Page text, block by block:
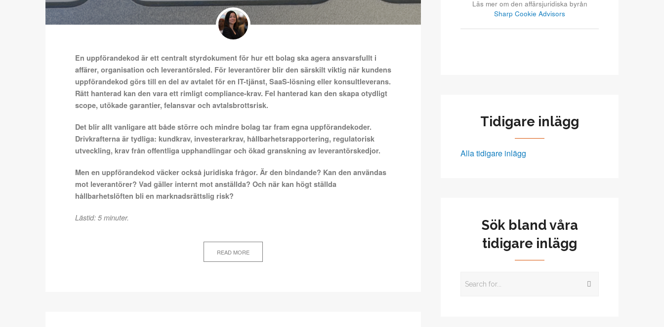
En uppförandekod är ett centralt styrdokument för hur ett bolag ska agera ansvarsfullt i
affärer, organisation och leverantörsled. För leverantörer blir den särskilt viktig när kundens
uppförandekod görs till en del av avtalet för en IT-tjänst, SaaS-lösning eller konsultleverans.
Rätt hanterad kan den vara ett rimligt compliance-krav. Fel hanterad kan den skapa otydligt
scope, utökade garantier, felansvar och avtalsbrottsrisk.
Det blir allt vanligare att både större och mindre bolag tar fram egna uppförandekoder.
Drivkrafterna är tydliga: kundkrav, investerarkrav, hållbarhetsrapportering, regulatorisk
utveckling, krav från offentliga upphandlingar och ökad granskning av leverantörskedjor.
Men en uppförandekod väcker också juridiska frågor. Är den bindande? Kan den användas
mot leverantörer? Vad gäller internt mot anställda? Och när kan högt ställda
hållbarhetslöften bli en marknadsrättslig risk?
Lästid: 5 minuter.
READ MORE
Läs mer om den affärsjuridiska byrån
Sharp Cookie Advisors
Tidigare inlägg
Alla tidigare inlägg
Sök bland våra
tidigare inlägg